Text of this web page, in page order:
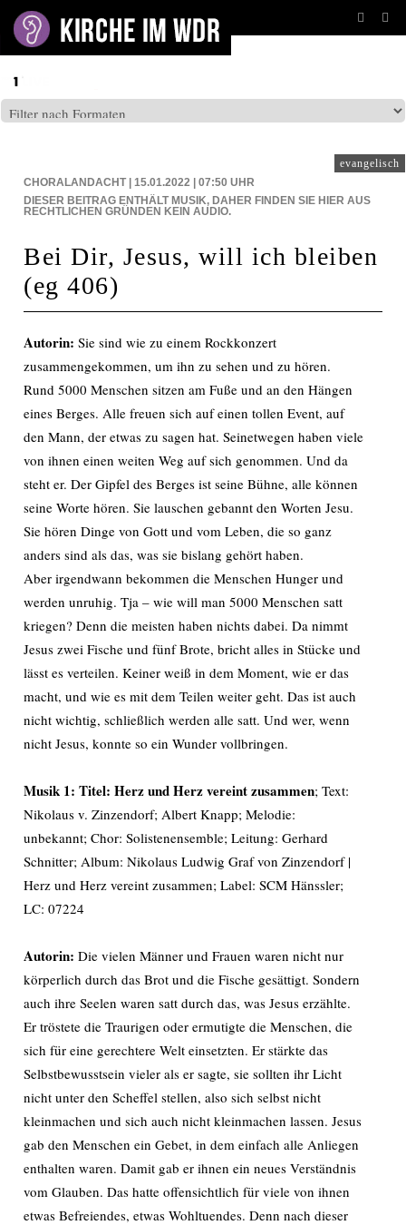
evangelisch
CHORALANDACHT | 15.01.2022 | 07:50 UHR
DIESER BEITRAG ENTHÄLT MUSIK, DAHER FINDEN SIE HIER AUS
RECHTLICHEN GRÜNDEN KEIN AUDIO.
Bei Dir, Jesus, will ich bleiben
(eg 406)
Autorin: Sie sind wie zu einem Rockkonzert
zusammengekommen, um ihn zu sehen und zu hören.
Rund 5000 Menschen sitzen am Fuße und an den Hängen
eines Berges. Alle freuen sich auf einen tollen Event, auf
den Mann, der etwas zu sagen hat. Seinetwegen haben viele
von ihnen einen weiten Weg auf sich genommen. Und da
steht er. Der Gipfel des Berges ist seine Bühne, alle können
seine Worte hören. Sie lauschen gebannt den Worten Jesu.
Sie hören Dinge von Gott und vom Leben, die so ganz
anders sind als das, was sie bislang gehört haben.
Aber irgendwann bekommen die Menschen Hunger und
werden unruhig. Tja – wie will man 5000 Menschen satt
kriegen? Denn die meisten haben nichts dabei. Da nimmt
Jesus zwei Fische und fünf Brote, bricht alles in Stücke und
lässt es verteilen. Keiner weiß in dem Moment, wie er das
macht, und wie es mit dem Teilen weiter geht. Das ist auch
nicht wichtig, schließlich werden alle satt. Und wer, wenn
nicht Jesus, konnte so ein Wunder vollbringen.
Musik 1: Titel: Herz und Herz vereint zusammen; Text:
Nikolaus v. Zinzendorf; Albert Knapp; Melodie:
unbekannt; Chor: Solistenensemble; Leitung: Gerhard
Schnitter; Album: Nikolaus Ludwig Graf von Zinzendorf |
Herz und Herz vereint zusammen; Label: SCM Hänssler;
LC: 07224
Autorin: Die vielen Männer und Frauen waren nicht nur
körperlich durch das Brot und die Fische gesättigt. Sondern
auch ihre Seelen waren satt durch das, was Jesus erzählte.
Er tröstete die Traurigen oder ermutigte die Menschen, die
sich für eine gerechtere Welt einsetzten. Er stärkte das
Selbstbewusstsein vieler als er sagte, sie sollten ihr Licht
nicht unter den Scheffel stellen, also sich selbst nicht
kleinmachen und sich auch nicht kleinmachen lassen. Jesus
gab den Menschen ein Gebet, in dem einfach alle Anliegen
enthalten waren. Damit gab er ihnen ein neues Verständnis
vom Glauben. Das hatte offensichtlich für viele von ihnen
etwas Befreiendes, etwas Wohltuendes. Denn nach dieser